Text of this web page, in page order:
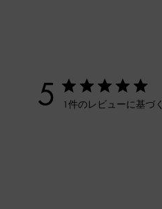
5 1件のレビューに基づく